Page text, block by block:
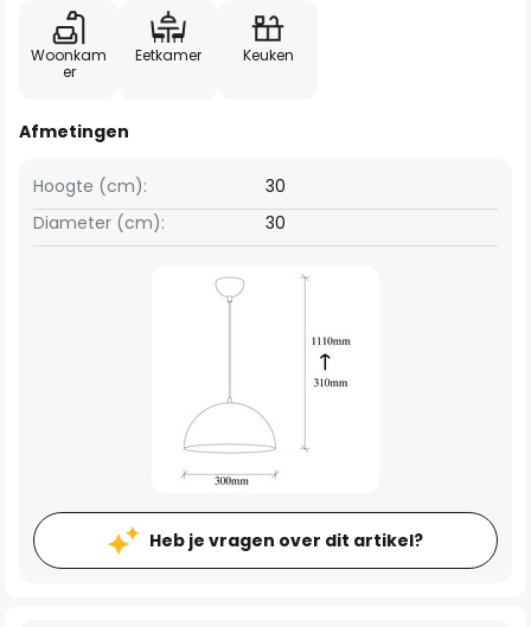
Woonkam
er
Eetkamer Keuken
Afmetingen
Hoogte (cm):
30
Diameter (cm):
30
Heb je vragen over dit artikel?